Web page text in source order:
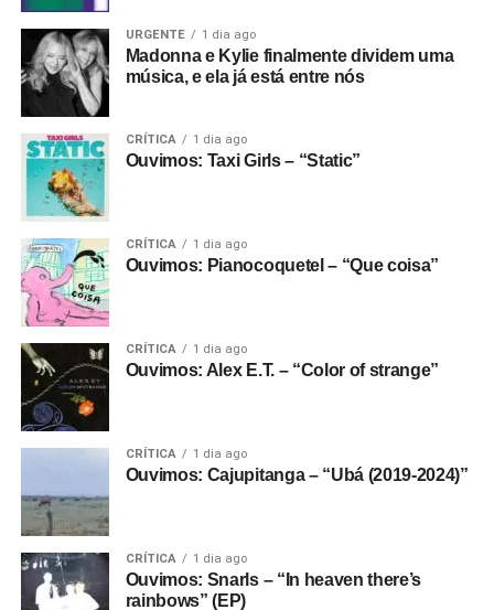
URGENTE 1 dia ago
Madonna e Kylie finalmente dividem uma
música, e ela já está entre nós
CRÍTICA 1 dia ago
Ouvimos: Taxi Girls – “Static”
CRÍTICA 1 dia ago
Ouvimos: Pianocoquetel – “Que coisa”
CRÍTICA 1 dia ago
Ouvimos: Alex E.T. – “Color of strange”
CRÍTICA 1 dia ago
Ouvimos: Cajupitanga – “Ubá (2019-2024)”
CRÍTICA 1 dia ago
Ouvimos: Snarls – “In heaven there’s
rainbows” (EP)